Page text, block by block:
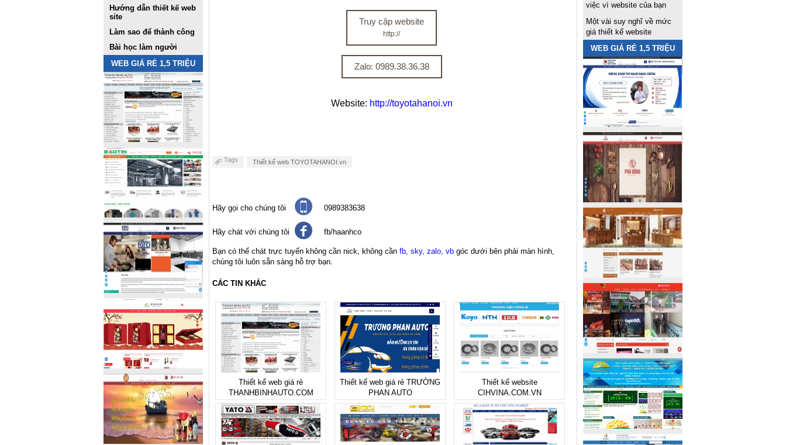
Hướng dẫn thiết kế web
site
Làm sao để thành công
Bài học làm người
WEB GIÁ RẺ 1,5 TRIỆU
Truy cập website
http://
Zalo: 0989.38.36.38
Website: http://toyotahanoi.vn
Tags Thiết kế web TOYOTAHANOI.vn
Hãy gọi cho chúng tôi 0989383638
Hãy chát với chúng tôi fb/haanhco
Bạn có thể chát trực tuyến không cần nick, không cần fb, sky, zalo, vb góc dưới bên phải màn hình,
chúng tôi luôn sẵn sàng hỗ trợ bạn.
CÁC TIN KHÁC
Thiết kế web giá rẻ
THANHBINHAUTO.COM
Thiết kế web giá rẻ TRƯỜNG
PHAN AUTO
Thiết kế website
CIHVINA.COM.VN
việc vì website của bạn
Một vài suy nghĩ về mức
giá thiết kế website
WEB GIÁ RẺ 1,5 TRIỆU